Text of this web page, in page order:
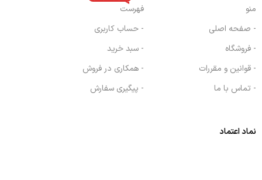
منو
- صفحه اصلی
- فروشگاه
- قوانین و مقررات
- تماس با ما
فهرست
- حساب کاربری
- سبد خرید
- همکاری در فروش
- پیگیری سفارش
نماد اعتماد